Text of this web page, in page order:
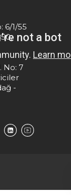
6/1/55
No: 7
-